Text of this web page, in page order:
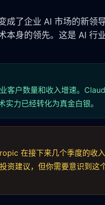
成了企业 AI 市场的新领
本身的领先。这是 AI 行
客户数量和收入增速。
力已经转化为真金白银。
在接下来几个季度的收
资建议，但你需要意识到这